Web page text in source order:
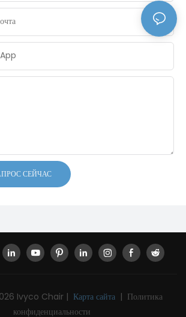
СЕЙЧАС
Ivyco Chair | Карта сайта | Политика
конфиденциальности